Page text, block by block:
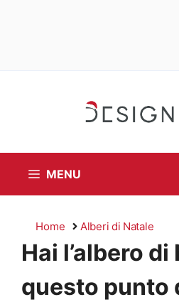
MENU
Home Alberi di Natale
Hai l’albero
questo punto